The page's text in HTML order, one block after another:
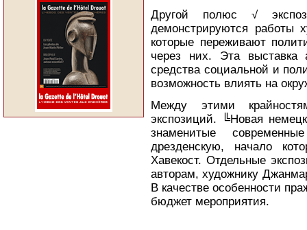
Другой полюс √
демонстрируются работы
которые переживают
через них. Эта выставка
средства социальной и
возможность влиять на
Между этими
экспозиций. ╚Новая
знаменитые
дрезденскую, начало
Хавекост. Отдельные
авторам, художнику
В качестве особенности
бюджет мероприятия.